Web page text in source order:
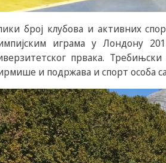
број клубова и активних
играма у Лондону
првака.
и подржава и спорт особа